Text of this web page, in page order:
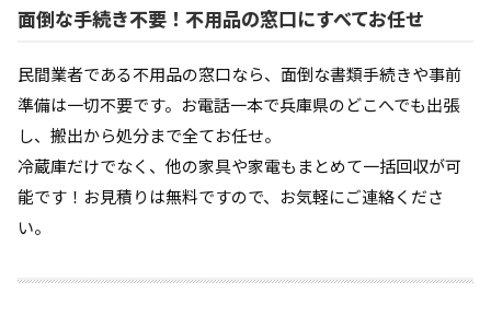
面倒な手続き不要！不用品の窓口にすべてお任せ
民間業者である不用品の窓口なら、面倒な書類手続きや事前
準備は一切不要です。お電話一本で兵庫県のどこへでも出張
し、搬出から処分まで全てお任せ。
冷蔵庫だけでなく、他の家具や家電もまとめて一括回収が可
能です！お見積りは無料ですので、お気軽にご連絡くださ
い。